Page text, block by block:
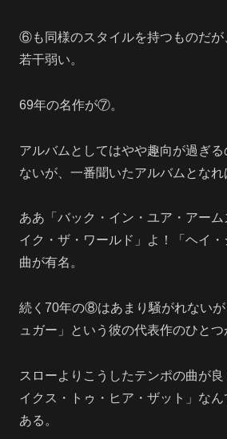
⑥も同様のスタイルを持つものだ
若干弱い。
69年の名作が⑦。
アルバムとしてはやや趣向が過ぎ
ないが、一番聞いたアルバムとなれ
ああ「バック・イン・ユア・アー
イク・ザ・ワールド」よ！「ヘイ・
曲が有名。
続く70年の⑧はあまり騒がれない
ュガー」という彼の代表作のひとつ
スローよりこうしたテンポの曲が
イクス・トゥ・ヒア・ザット」な
ある。